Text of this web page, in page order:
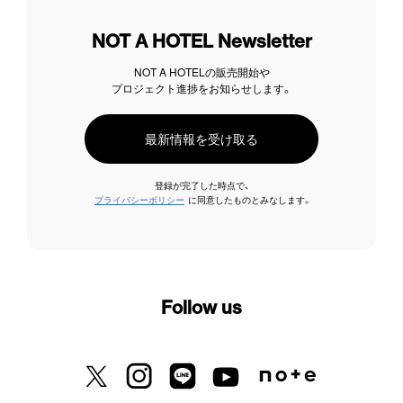
NOT A HOTEL Newsletter
NOT A HOTELの販売開始や
プロジェクト進捗をお知らせします。
最新情報を受け取る
登録が完了した時点で、
プライバシーポリシー に同意したものとみなします。
Follow us
X previously known as Twitter
InstagramLINE Youtube Note